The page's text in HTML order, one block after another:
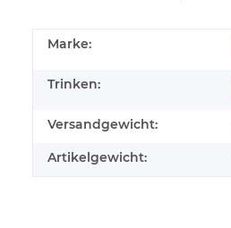
Marke:
Trinken:
Versandgewicht:
Artikelgewicht: